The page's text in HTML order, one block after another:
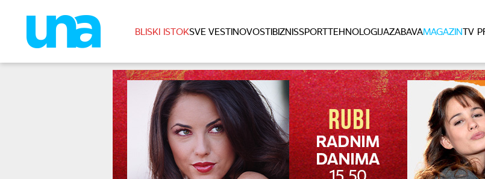
BLISKI ISTOKSVE VESTINOVOSTIBIZNISSPORTTEHNOLOGIJAZABAVAMAGAZINTV